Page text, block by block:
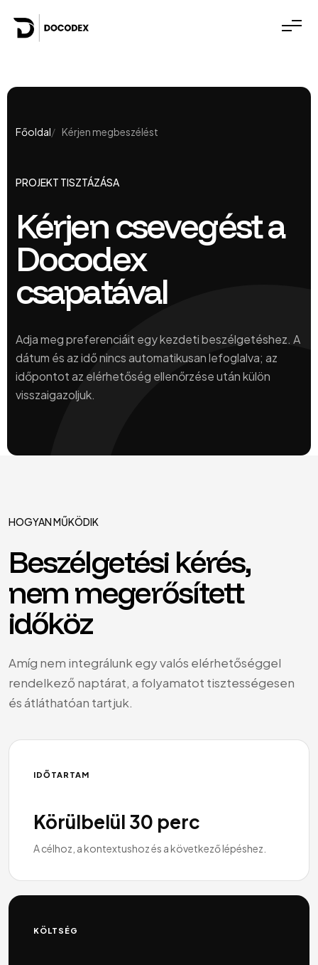
Főoldal Kérjen megbeszélést
PROJEKT TISZTÁZÁSA
Kérjen csevegést a
Docodex
csapatával
Adja meg preferenciáit egy kezdeti beszélgetéshez. A
dátum és az idő nincs automatikusan lefoglalva; az
időpontot az elérhetőség ellenőrzése után külön
visszaigazoljuk.
HOGYAN MŰKÖDIK
Beszélgetési kérés,
nem megerősített
időköz
Amíg nem integrálunk egy valós elérhetőséggel
rendelkező naptárat, a folyamatot tisztességesen
és átláthatóan tartjuk.
IDŐTARTAM
Körülbelül 30 perc
A célhoz, a kontextushoz és a következő lépéshez.
KÖLTSÉG